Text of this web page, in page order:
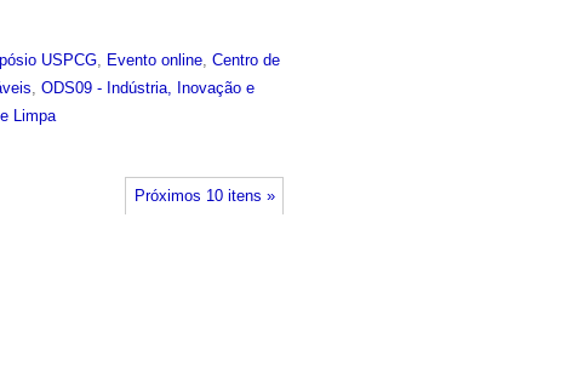
USPCG, Evento online,Centro de
,ODS09 - Indústria, Inovação e
Limpa
Próximos 10 itens »